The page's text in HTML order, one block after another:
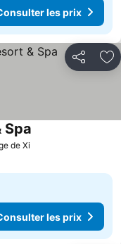
les prix
Partager
de Xi
Spa
les prix